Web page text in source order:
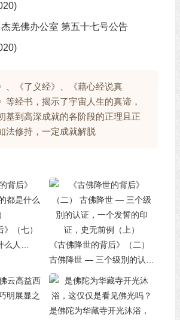
羌佛办公室 第五十七号公告
、《了义经》、《藉心经说真
等经书，揭示了宇宙人生的真谛，
基到高深成就的各阶段的正理且正
法修持，一定成就解脱
》（七）
么人
《古佛降世的背后》（二）
古佛降世 — 三个级別的认
证，一个发誓的印证，史无
前例（上）
是佛陀为华藏寺开光沐浴，